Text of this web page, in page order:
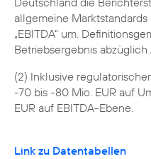
allgemeine Marktstandards
„EBITDA“ um.
Betriebsergebnis
(2) Inklusive
-70 bis -80 Mio. EUR auf
EUR auf EBITDA-Ebene.
Link zu Datentabellen